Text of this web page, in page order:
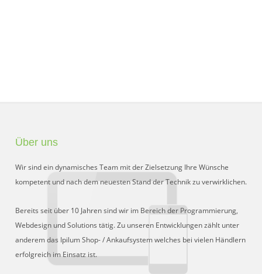
Sperrliste
Zustands-Abfragen
Wareneingang
Bar-Ankauf
Über uns
Wir sind ein dynamisches Team mit der Zielsetzung Ihre Wünsche
kompetent und nach dem neuesten Stand der Technik zu verwirklichen.
Bereits seit über 10 Jahren sind wir im Bereich der Programmierung,
Webdesign und Solutions tätig. Zu unseren Entwicklungen zählt unter
anderem das Ipilum Shop- / Ankaufsystem welches bei vielen Händlern
erfolgreich im Einsatz ist.